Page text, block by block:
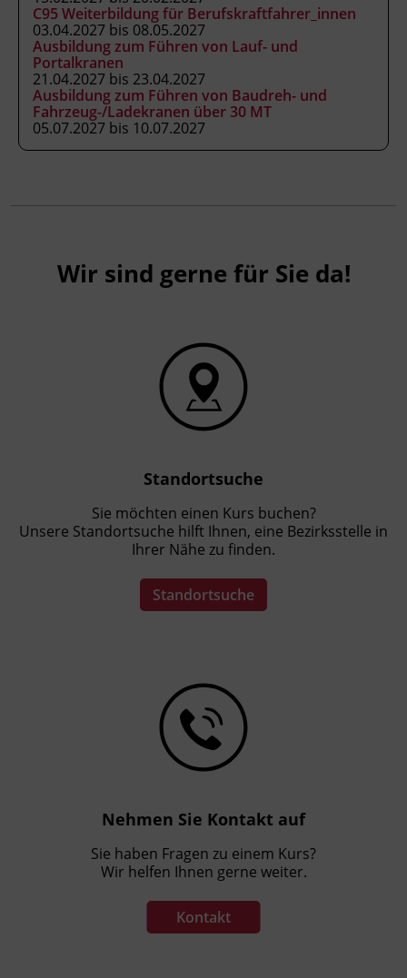
Anhang 3 der Fachkenntnisnachweis-
Verordnung, als ermächtigte
Ausbildungseinrichtung gemäß § 63
ArbeitnehmerInnenschutzgesetz, BGBl. Nr.
450/1994 idgF
C95 Weiterbildung für Berufskraftfahrer_innen
03.04.2027 bis 08.05.2027
Ausbildung zum Führen von Lauf- und
Portalkranen
21.04.2027 bis 23.04.2027
Ausbildung zum Führen von Baudreh- und
Fahrzeug-/Ladekranen über 30 MT
05.07.2027 bis 10.07.2027
Wir sind gerne für Sie da!
Standortsuche
Sie möchten einen Kurs buchen?
Unsere Standortsuche hilft Ihnen, eine Bezirksstelle in
Ihrer Nähe zu finden.
Standortsuche
Nehmen Sie Kontakt auf
Sie haben Fragen zu einem Kurs?
Wir helfen Ihnen gerne weiter.
Kontakt